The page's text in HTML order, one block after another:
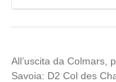
All’uscita da Colmars,
Savoia: D2 Col des